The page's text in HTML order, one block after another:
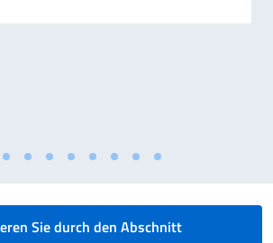
Sie durch den Abschnitt